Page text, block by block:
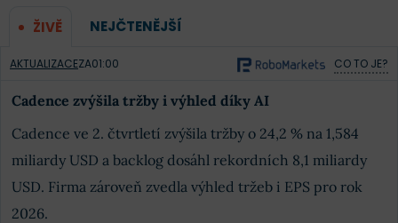
ŽIVĚ NEJČTENĚJŠÍ
AKTUALIZACEZA01:00 CO TO JE?
Cadence zvýšila tržby i výhled díky AI
Cadence ve 2. čtvrtletí zvýšila tržby o 24,2 % na 1,584
miliardy USD a backlog dosáhl rekordních 8,1 miliardy
USD. Firma zároveň zvedla výhled tržeb i EPS pro rok
2026.